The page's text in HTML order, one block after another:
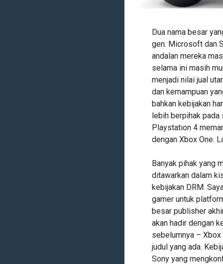
Dua nama besar
gen: Microsoft dan
andalan mereka
selama ini masih
menjadi nilai jual
dan kemampuan
bahkan kebijakan
lebih berpihak
Playstation 4
dengan Xbox One.
Banyak pihak yang
ditawarkan dalam
kebijakan DRM.
gamer untuk
besar publisher
akan hadir dengan
sebelumnya –
judul yang ada.
Sony yang